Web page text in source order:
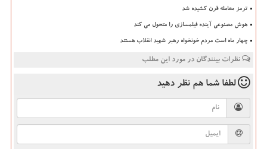
ترمز معامله قرن کشیده شد
هوش مصنوعی آینده فیلمسازی را متحول می کند
چهار ماه است مردم خونخواه رهبر شهید انقلاب هستند
نظرات بینندگان در مورد این مطلب
لطفا شما هم نظر دهید